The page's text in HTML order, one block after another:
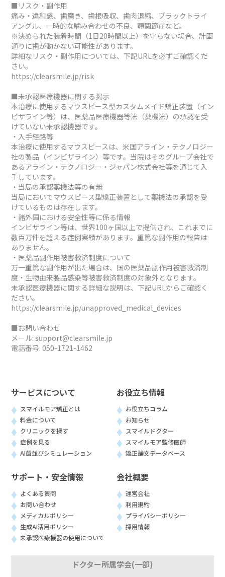
■リスク・副作用
痛み・違和感、歯磨き、歯根吸収、歯肉退縮、ブラックトライ
アングル、一時的な噛み合わせの不良、顎関節症など。
※決められた装着時間（1日20時間以上）を守らない場合、計画
通りに歯が動かない可能性があります。
詳細なリスク・副作用については、下記URLを必ずご確認くだ
さい。
https://clearsmile.jp/risk
■未承認医療機器に関する掲示
本治療に使用するマウスピース型カスタムメイド矯正装置（イン
ビザライン等）は、医薬品医療機器等法（薬機法）の承認を受
けていない未承認機器です。
・入手経路等
本治療に使用するマウスピースは、米国アライン・テクノロジー
社の製品（インビザライン）等です。当院はそのグループ会社で
あるアライン・テクノロジー・ジャパン株式会社等を通じて入
手しています。
・当局の承認薬機法等の有無
当局においてマウスピース型矯正装置として薬機法の承認を受
けているものは存在します。
・諸外国における安全性等に係る情報
インビザライン等は、世界100ヶ国以上で提供され、これまでに
数百万件を超える症例実績があります。重篤な副作用の報告は
ありません。
・医薬品副作用被害救済制度について
万一重篤な副作用が出た場合は、国の医薬品副作用被害救済制
度・生物由来製品感染等被害救済制度の対象外となります。
未承認医療機器に関する詳細な説明は、下記URLからご確認く
ださい。
https://clearsmile.jp/unapproved_medical_devices
■お問い合わせ
メール: support@clearsmile.jp
電話番号: 050-1721-1462
サービスについて
スマイルモア矯正とは
料金について
クリニックを探す
症例を見る
AI歯並びシミュレーション
お役立ち情報
お役立ちコラム
お知らせ
スマイルドクター
スマイルモア監修医師
矯正論文データベース
サポート・安全情報
よくある質問
お問い合わせ
メディカルポリシー
生成AI活用ポリシー
未承認医療機器の使用について
会社概要
運営会社
利用規約
プライバシーポリシー
採用情報
ドクター所属学会(一部)